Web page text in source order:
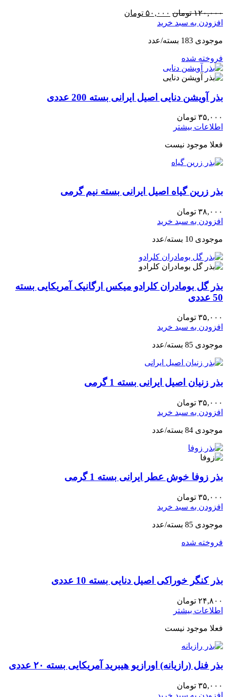
۱۲۰,۰۰۰ تومان ۵۰,۰۰۰ تومان
افزودن به سبد خرید
موجودی 183 بسته/عدد
فروخته شده
بذر آویشن دنایی اصیل ایرانی بسته 200 عددی
۳۵,۰۰۰ تومان
اطلاعات بیشتر
فعلا موجود نیست
بذر زرین گیاه اصیل ایرانی بسته نیم گرمی
۳۸,۰۰۰ تومان
افزودن به سبد خرید
موجودی 10 بسته/عدد
بذر گل بومادران کلرادو میکس ارگانیک آمریکایی بسته
50 عددی
۳۵,۰۰۰ تومان
افزودن به سبد خرید
موجودی 85 بسته/عدد
بذر زنیان اصیل ایرانی بسته 1 گرمی
۳۵,۰۰۰ تومان
افزودن به سبد خرید
موجودی 84 بسته/عدد
بذر زوفا خوش عطر ایرانی بسته 1 گرمی
۳۵,۰۰۰ تومان
افزودن به سبد خرید
موجودی 85 بسته/عدد
فروخته شده
بذر کنگر خوراکی اصیل دنایی بسته 10 عددی
۲۴,۸۰۰ تومان
اطلاعات بیشتر
فعلا موجود نیست
بذر فنل (رازیانه) اورازیو هیبرید آمریکایی بسته ۲۰ عددی
۳۵,۰۰۰ تومان
افزودن به سبد خرید